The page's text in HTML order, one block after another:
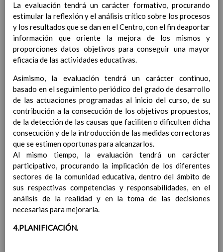
InterrelaciÃ³n de las inteligencias
mÃºltiples con los objetivos generales
y de Ã¡reas curriculares.
Competencias bÃ¡sicas
15 noviembre 2019
ProgramaciÃ³n y relaciÃ³n de los
elementos curriculares del 2Âº ciclo de
EvaluaciÃ³n
InterrelaciÃ³n familiar-centro
educativo
AtenciÃ³n a la diversidad
Proyecto curricular de ReligiÃ³n
CatÃ³lica en Segundo Ciclo de Infantil
ConcreciÃ³n curricular para la
etapa
Ãrea III: Lenguajes:
comunicaciÃ³n y
representaciÃ³n
La evaluación tendrá un carácter formativo, procurando
estimular la reflexión y el análisis crítico sobre los procesos
y los resultados que se dan en el Centro, con el fin deaportar
información que oriente la mejora de los mismos y
proporciones datos objetivos para conseguir una mayor
eficacia de las actividades educativas.
Asimismo, la evaluación tendrá un carácter continuo,
basado en el seguimiento periódico del grado de desarrollo
de las actuaciones programadas al inicio del curso, de su
contribución a la consecución de los objetivos propuestos,
de la detección de las causas que faciliten o dificulten dicha
consecución y de la introducción de las medidas correctoras
que se estimen oportunas para alcanzarlos.
Al mismo tiempo, la evaluación tendrá un carácter
participativo, procurando la implicación de los diferentes
sectores de la comunidad educativa, dentro del ámbito de
sus respectivas competencias y responsabilidades, en el
análisis de la realidad y en la toma de las decisiones
necesarias para mejorarla.
4.PLANIFICACIÓN.